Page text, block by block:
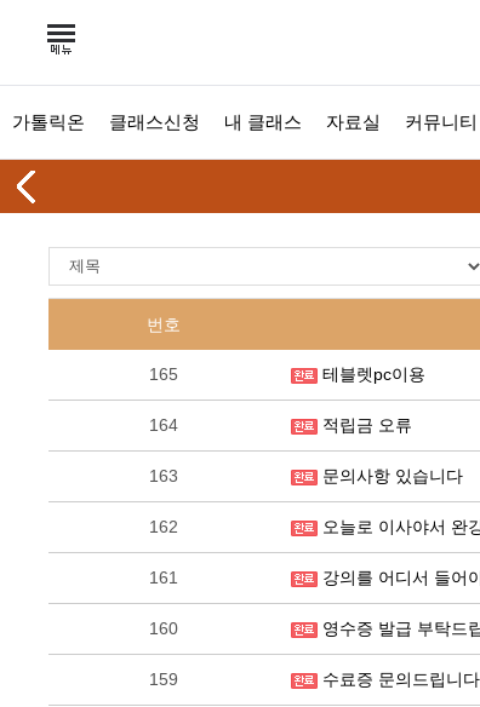
가톨릭온 클래스신청 내 클래스 자료실 커뮤니티
번호
165 테블렛pc이용
164 적립금 오류
163 문의사항 있습니다
162 오늘로 이사야서 완
161 강의를 어디서 들어
160 영수증 발급 부탁드
159 수료증 문의드립니다.